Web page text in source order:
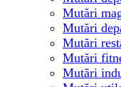
Mutări
Mutări
Mutări
Mutări
Mutări